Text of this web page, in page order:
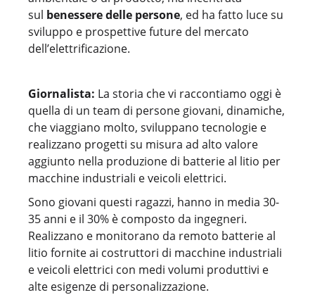
sul benessere delle persone, ed ha fatto luce su
sviluppo e prospettive future del mercato
dell’elettrificazione.
Giornalista: La storia che vi raccontiamo oggi è
quella di un team di persone giovani, dinamiche,
che viaggiano molto, sviluppano tecnologie e
realizzano progetti su misura ad alto valore
aggiunto nella produzione di batterie al litio per
macchine industriali e veicoli elettrici.
Sono giovani questi ragazzi, hanno in media 30-
35 anni e il 30% è composto da ingegneri.
Realizzano e monitorano da remoto batterie al
litio fornite ai costruttori di macchine industriali
e veicoli elettrici con medi volumi produttivi e
alte esigenze di personalizzazione.